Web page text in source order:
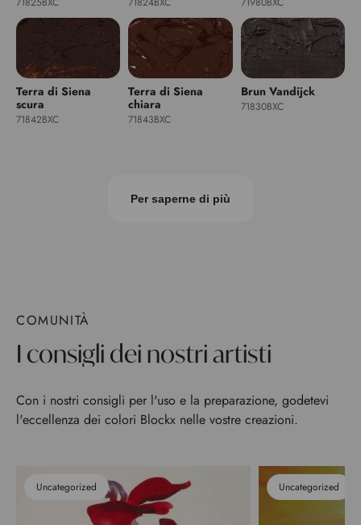
Terra di Siena
scura
71842BXC
Terra di Siena
chiara
71843BXC
Brun Vandijck
71830BXC
Per saperne di più
COMUNITÀ
I consigli dei nostri artisti
Con i nostri consigli per l'uso e la preparazione, godetevi
l'eccellenza dei colori Blockx nelle vostre creazioni.
Uncategorized Uncategorized